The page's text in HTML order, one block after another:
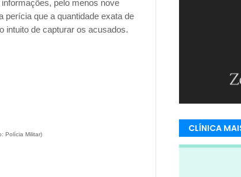
pelo menos nove
que a quantidade exata de
intuito de capturar os acusados.
Polícia Militar)
CLÍNICA